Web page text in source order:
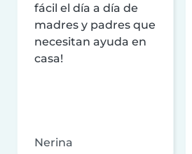
fácil el día a día de
madres y padres que
necesitan ayuda en
casa!
Nerina